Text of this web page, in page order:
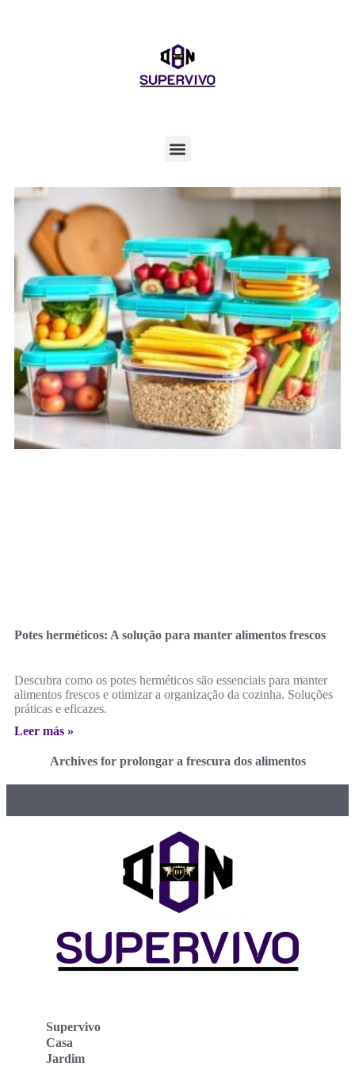
Potes herméticos: A solução para manter alimentos frescos
Descubra como os potes herméticos são essenciais para manter
alimentos frescos e otimizar a organização da cozinha. Soluções
práticas e eficazes.
Leer más »
Archives for prolongar a frescura dos alimentos
Supervivo
Casa
Jardim